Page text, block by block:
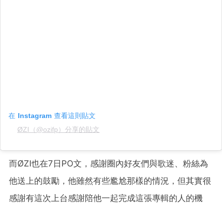
在 Instagram 查看這則貼文
ØZI（@ozifp）分享的貼文
而ØZI也在7日PO文，感謝圈內好友們與歌迷、粉絲為
他送上的鼓勵，他雖然有些尷尬那樣的情況，但其實很
感謝有這次上台感謝陪他一起完成這張專輯的人的機